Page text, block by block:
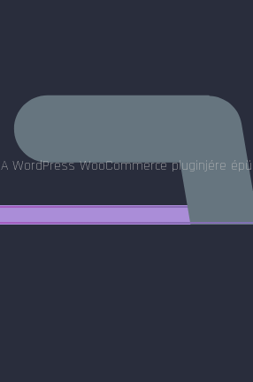
A WordPress WooCommerce pluginjére